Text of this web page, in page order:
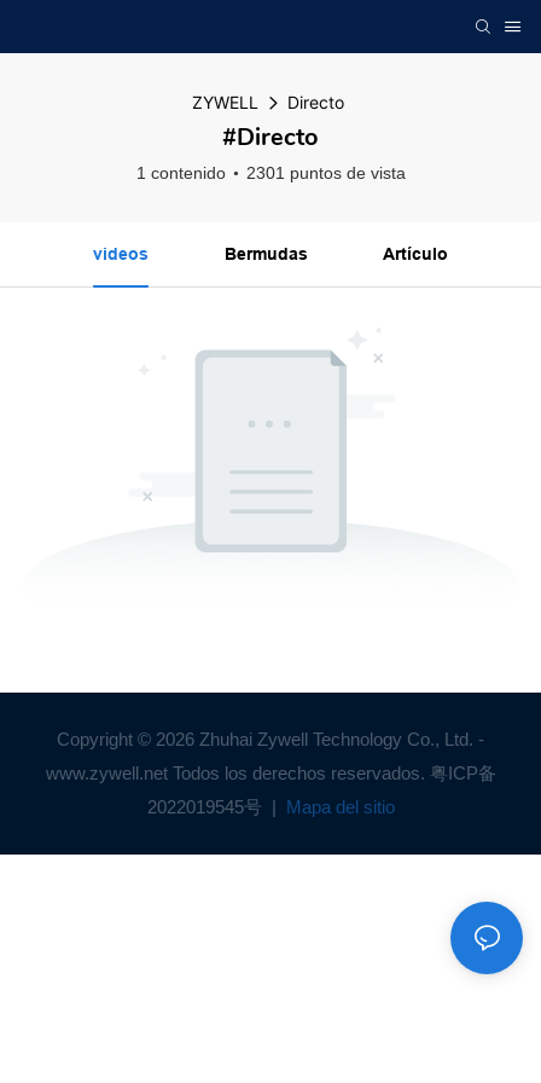
ZYWELL Directo
#Directo
1 contenido 2301 puntos de vista
videos Bermudas Artículo
Copyright © 2026 Zhuhai Zywell Technology Co., Ltd. -
www.zywell.net Todos los derechos reservados. 粤ICP备
2022019545号 | Mapa del sitio